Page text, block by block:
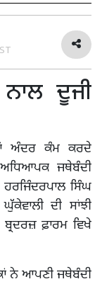
ਦੂਜੀ
ਅੰਦਰ ਕੰਮ ਕਰਦੇ
ਜਥੇਬੰਦੀ
ਸਿੰਘ
ਦੀ ਸਾਂਝੀ
ਫ਼ਾਰਮ ਵਿਖੇ
ਨੇ ਆਪਣੀ ਜਥੇਬੰਦੀ